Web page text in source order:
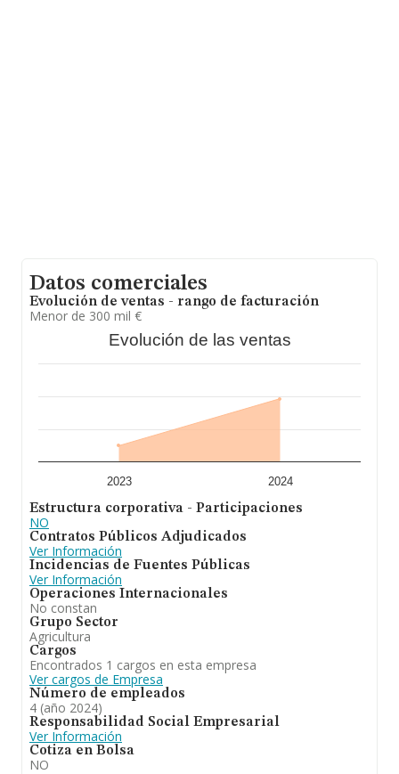
Datos comerciales
Evolución de ventas - rango de facturación
Menor de 300 mil €
Evolución de las ventas
2023 2024
Estructura corporativa - Participaciones
NO
Contratos Públicos Adjudicados
Ver Información
Incidencias de Fuentes Públicas
Ver Información
Operaciones Internacionales
No constan
Grupo Sector
Agricultura
Cargos
Encontrados 1 cargos en esta empresa
Ver cargos de Empresa
Número de empleados
4 (año 2024)
Responsabilidad Social Empresarial
Ver Información
Cotiza en Bolsa
NO